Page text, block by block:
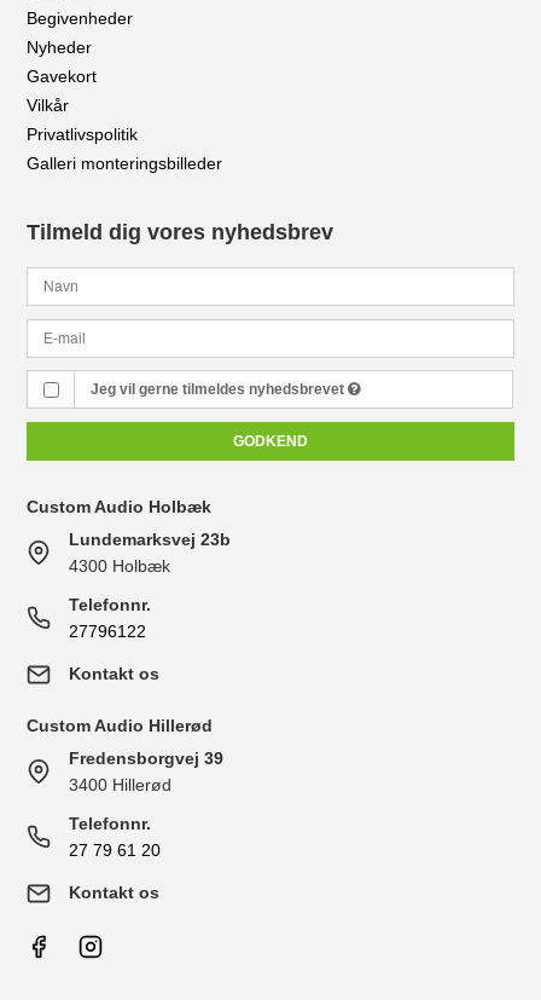
Begivenheder
Nyheder
Gavekort
Vilkår
Privatlivspolitik
Galleri monteringsbilleder
Tilmeld dig vores nyhedsbrev
Jeg vil gerne tilmeldes nyhedsbrevet
GODKEND
Custom Audio Holbæk
Lundemarksvej 23b
4300 Holbæk
Telefonnr.
27796122
Kontakt os
Custom Audio Hillerød
Fredensborgvej 39
3400 Hillerød
Telefonnr.
27 79 61 20
Kontakt os